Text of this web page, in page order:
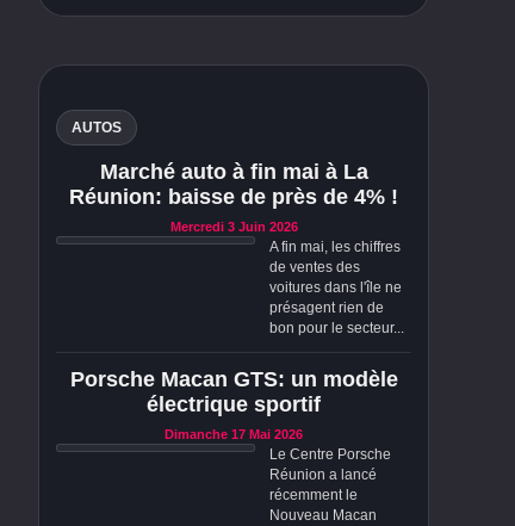
AUTOS
Marché auto à fin mai à La
Réunion: baisse de près de 4% !
Mercredi 3 Juin 2026
A fin mai, les chiffres
de ventes des
voitures dans l'île ne
présagent rien de
bon pour le secteur...
Porsche Macan GTS: un modèle
électrique sportif
Dimanche 17 Mai 2026
Le Centre Porsche
Réunion a lancé
récemment le
Nouveau Macan